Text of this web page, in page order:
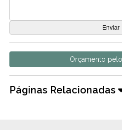
Orçamento
Páginas Relacionadas